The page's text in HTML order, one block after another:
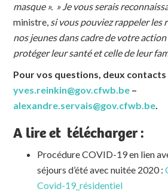
masque ». » Je vous serais
ministre, si vous pouviez rappeler les
nos jeunes dans cadre de votre
protéger leur santé et celle de leur
Pour vos questions, deux contacts
yves.reinkin@gov.cfwb.be –
alexandre.servais@gov.cfwb.be.
A lire et télécharger :
Procédure COVID-19 en lien
séjours d’été avec nuitée 2020 :
Covid-19_résidentiel